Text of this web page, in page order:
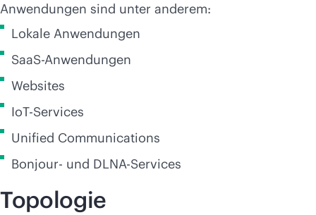
Anwendungen sind unter anderem:
Lokale Anwendungen
SaaS-Anwendungen
Websites
IoT-Services
Unified Communications
Bonjour- und DLNA-Services
Topologie